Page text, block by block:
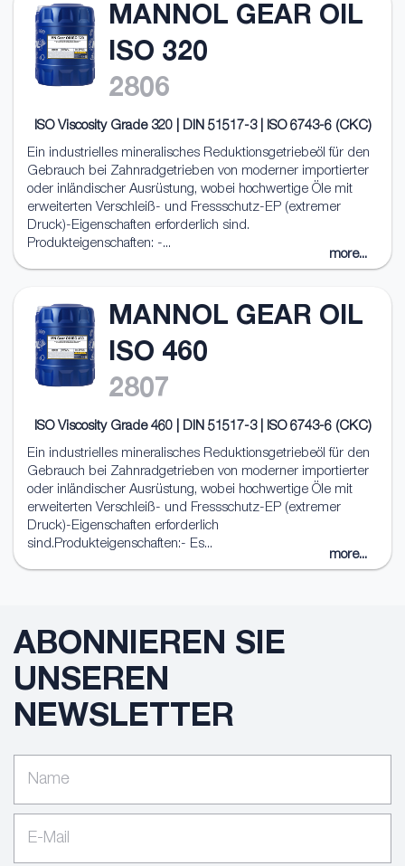
MANNOL GEAR OIL
ISO 320
2806
ISO Viscosity Grade 320 | DIN 51517-3 | ISO 6743-6 (CKC)
Ein industrielles mineralisches Reduktionsgetriebeöl für den
Gebrauch bei Zahnradgetrieben von moderner importierter
oder inländischer Ausrüstung, wobei hochwertige Öle mit
erweiterten Verschleiß- und Fressschutz-EP (extremer
Druck)-Eigenschaften erforderlich sind.
Produkteigenschaften: -...
more...
MANNOL GEAR OIL
ISO 460
2807
ISO Viscosity Grade 460 | DIN 51517-3 | ISO 6743-6 (CKC)
Ein industrielles mineralisches Reduktionsgetriebeöl für den
Gebrauch bei Zahnradgetrieben von moderner importierter
oder inländischer Ausrüstung, wobei hochwertige Öle mit
erweiterten Verschleiß- und Fressschutz-EP (extremer
Druck)-Eigenschaften erforderlich
sind.Produkteigenschaften:- Es...
more...
ABONNIEREN SIE
UNSEREN
NEWSLETTER